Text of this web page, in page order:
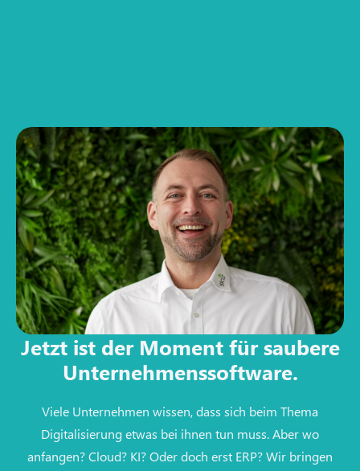
Jetzt ist der Moment für saubere
Unternehmenssoftware.
Viele Unternehmen wissen, dass sich beim Thema
Digitalisierung etwas bei ihnen tun muss. Aber wo
anfangen? Cloud? KI? Oder doch erst ERP? Wir bringen